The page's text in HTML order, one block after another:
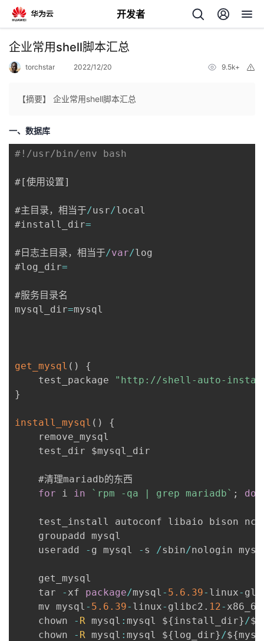
开发者
返
个
页
开
发
我
博
的
坛
我
圈
的
我
企业常用shell脚本汇总
torchstar 2022/12/20 9.5k+
【摘要】 企业常用shell脚本汇总
一、数据库
#!/usr/bin/env bash
#[使用设置]
#主目录，相当于/usr/local
#install_dir=
#日志主目录，相当于/var/log
#log_dir=
#服务目录名
mysql_dir=mysql
get_mysql ( )
{
    test_package
"http://shell-auto-
}
install_mysql ( )
{
    test_dir $mysql_dir
    #清理mariadb的东西
for i in ` rpm -qa | grep mariadb` ; do
test_install autoconf libaio bison
    groupadd mysql
    useradd
- g mysql - s /sbin/nologin
    get_mysql
    tar
- xf package/mysql - 5.6 .39- linux-
    mv mysql
- 5.6 .39- linux- glibc2 . 12-
    chown
- R mysql : mysql ${install_dir}/$
    chown
- R mysql : mysql ${log_dir}/${